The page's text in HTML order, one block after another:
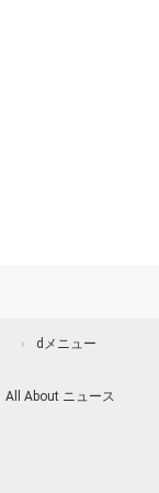
dメニュー
All About ニュース